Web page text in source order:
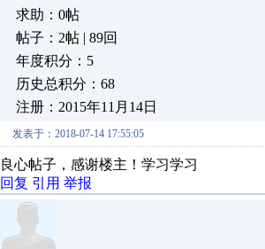
求助：0帖
帖子：2帖 | 89回
年度积分：5
历史总积分：68
注册：2015年11月14日
发表于：2018-07-14 17:55:05
良心帖子，感谢楼主！学习学习
回复 引用 举报